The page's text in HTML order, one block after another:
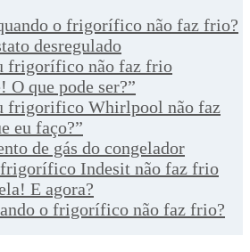
o frigorífico não faz frio?
desregulado
frigorífico não faz frio
O que pode ser?”
frigorifico Whirlpool não faz
eu faço?”
de gás do congelador
frigorífico Indesit não faz frio
E agora?
o frigorífico não faz frio?